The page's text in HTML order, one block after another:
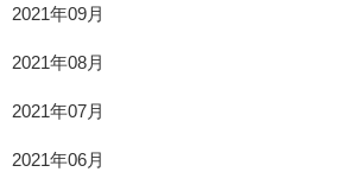
2021年09月
2021年08月
2021年07月
2021年06月